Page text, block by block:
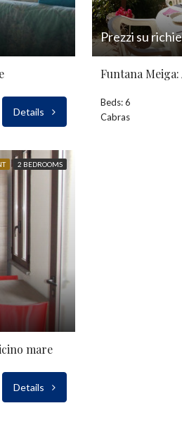
Details
Prezzi su
Funtana
Beds: 6
Cabras
2 BEDROOMS
mare
Details